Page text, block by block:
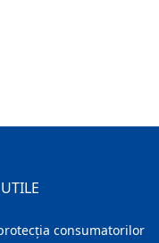
consumatorilor